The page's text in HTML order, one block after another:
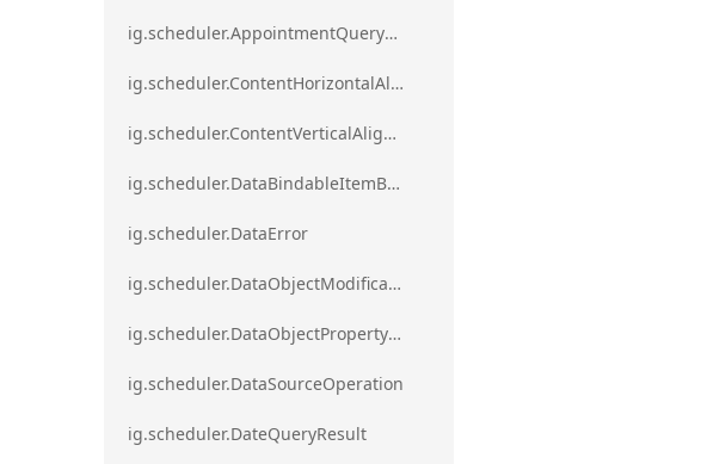
ig.scheduler.AppointmentQueryResult
ig.scheduler.ContentHorizontalAlignment
ig.scheduler.ContentVerticalAlignment
ig.scheduler.DataBindableItemBase
ig.scheduler.DataError
ig.scheduler.DataObjectModificationError`1
ig.scheduler.DataObjectPropertyAccessError`1
ig.scheduler.DataSourceOperation
ig.scheduler.DateQueryResult